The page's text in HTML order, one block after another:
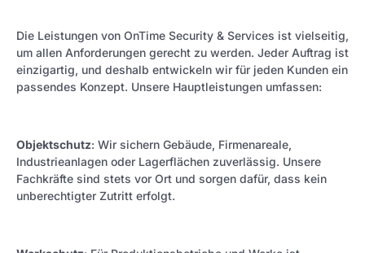
Die Leistungen von OnTime Security & Services ist vielseitig,
um allen Anforderungen gerecht zu werden. Jeder Auftrag ist
einzigartig, und deshalb entwickeln wir für jeden Kunden ein
passendes Konzept. Unsere Hauptleistungen umfassen:
Objektschutz: Wir sichern Gebäude, Firmenareale,
Industrieanlagen oder Lagerflächen zuverlässig. Unsere
Fachkräfte sind stets vor Ort und sorgen dafür, dass kein
unberechtigter Zutritt erfolgt.